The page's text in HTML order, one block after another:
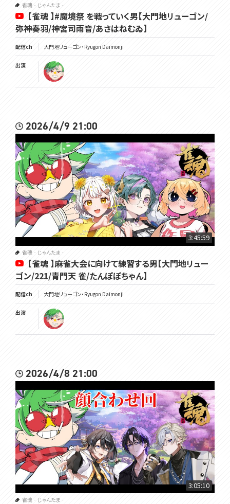
雀魂‐じゃんたま‐
【雀魂 】#魔境祭 を戦っていく男【大門地リューゴン/
弥神奏羽/神宮司雨音/あさはねむゐ】
配信ch 大門地リューゴン・Ryugon Daimonji
出演
2026/4/9 21:00
3:45:59
雀魂‐じゃんたま‐
【雀魂 】麻雀大会に向けて練習する男【大門地リュー
ゴン/221/青門天 雀/たんぽぽちゃん】
配信ch 大門地リューゴン・Ryugon Daimonji
出演
2026/4/8 21:00
3:05:10
雀魂‐じゃんたま‐